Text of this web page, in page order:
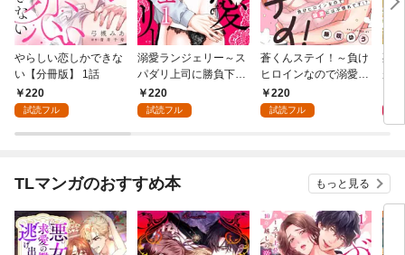
やらしい恋しかできな
い【分冊版】 1話
220
試読フル
溺愛ランジェリー～ス
パダリ上司に勝負下着
を見られたら淫靡な恋
が始まった～【分冊
220
試読フル
蒼くんステイ！～負け
ヒロインなので溺愛に
は不慣れです！？～
【分冊版】 1話
220
試読フル
死
が
っ
TLマンガのおすすめ本 もっと見る